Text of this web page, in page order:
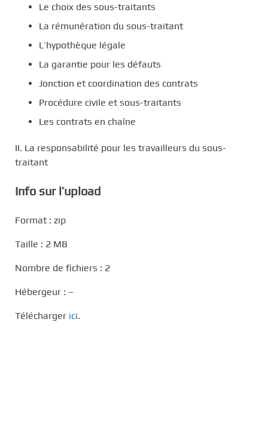
Le choix des sous-traitants
La rémunération du sous-traitant
L’hypothèque légale
La garantie pour les défauts
Jonction et coordination des contrats
Procédure civile et sous-traitants
Les contrats en chaîne
II. La responsabilité pour les travailleurs du sous-
traitant
Info sur l’upload
Format : zip
Taille : 2 MB
Nombre de fichiers : 2
Hébergeur : –
Télécharger ici.